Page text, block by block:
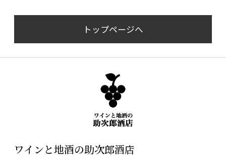
トップページへ
ワインと地酒の助次郎酒店